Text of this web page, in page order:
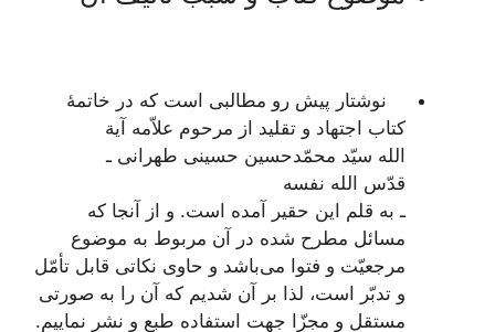
نوشتار پیش رو مطالبی است که در خاتمۀ
کتاب اجتهاد و تقلید از مرحوم علاّمه آیة
الله سیّد محمّدحسین حسینی طهرانی ـ
قدّس الله نفسه
ـ به قلم این حقیر آمده است. و از آنجا که
مسائل مطرح شده در آن مربوط به موضوع
مرجعیّت و فتوا می‌باشد و حاوی نکاتی قابل تأمّل
و تدبّر است، لذا بر آن شدیم که آن را به صورتی
مستقل و مجزّا جهت استفاده طبع و نشر نماییم.